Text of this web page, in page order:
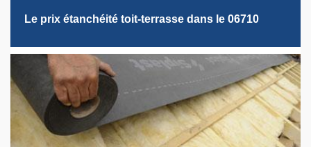
Le prix étanchéité toit-terrasse dans le 06710